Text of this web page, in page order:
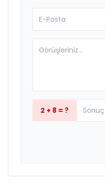
2 + 8 = ?